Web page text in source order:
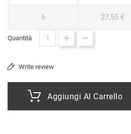
6 27,55 €
Quantità
Write review
Aggiungi Al Carrello